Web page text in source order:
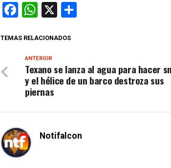
Facebook
WhatsApp
X
TEMAS RELACIONADOS
ANTERIOR
Texano se lanza al agua para hacer
y el hélice de un barco destroza sus
piernas
Notifalcon